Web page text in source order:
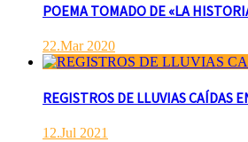
POEMA TOMADO DE «LA
22.Mar 2020
REGISTROS DE LLUVIAS CAÍDAS
12.Jul 2021